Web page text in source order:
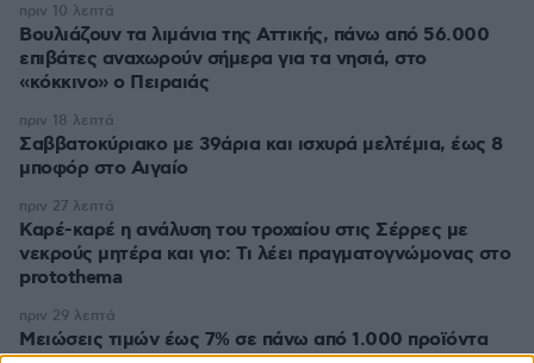
Βουλιάζουν τα λιμάνια της Αττικής, πάνω από 56.000
επιβάτες αναχωρούν σήμερα για τα νησιά, στο
«κόκκινο» ο Πειραιάς
πριν 10 λεπτά
Σαββατοκύριακο με 39άρια και ισχυρά μελτέμια, έως 8
μποφόρ στο Αιγαίο
πριν 18 λεπτά
Καρέ-καρέ η ανάλυση του τροχαίου στις Σέρρες με
νεκρούς μητέρα και γιο: Τι λέει πραγματογνώμονας στο
protothema
πριν 27 λεπτά
Μειώσεις τιμών έως 7% σε πάνω από 1.000 προϊόντα
πριν 29 λεπτά